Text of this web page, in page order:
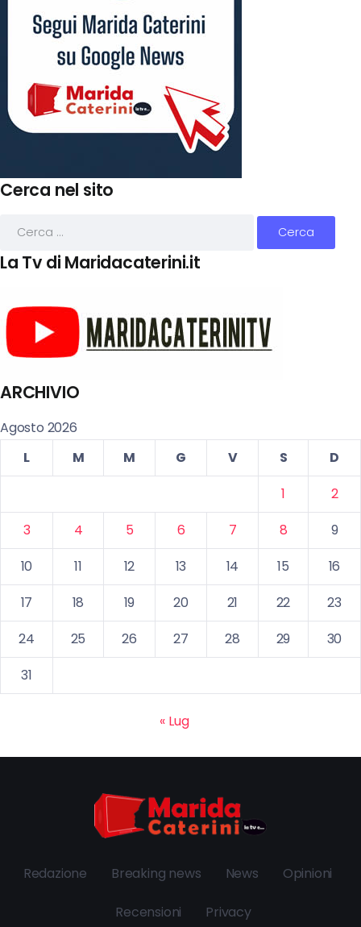
Cerca nel sito
La Tv di Maridacaterini.it
ARCHIVIO
Agosto 2026
L
M M G V S
D
1
2
3
4 5 6 7 8
9
10
11 12 13 14 15
16
17
18 19 20 21 22
23
24
25 26 27 28 29
30
31
« Lug
Redazione Breaking news News Opinioni
Recensioni Privacy